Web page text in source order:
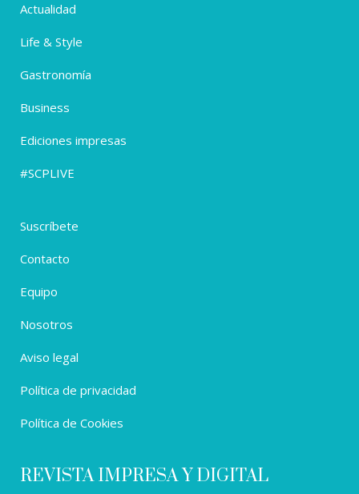
Actualidad
Life & Style
Gastronomía
Business
Ediciones impresas
#SCPLIVE
Suscríbete
Contacto
Equipo
Nosotros
Aviso legal
Política de privacidad
Política de Cookies
REVISTA IMPRESA Y DIGITAL